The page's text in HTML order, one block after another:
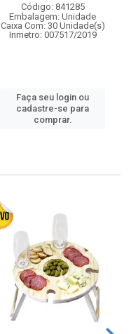
Código: 841285
Embalagem: Unidade
Caixa Com: 30 Unidade(s)
Inmetro: 007517/2019
Faça seu login ou
cadastre-se para
comprar.